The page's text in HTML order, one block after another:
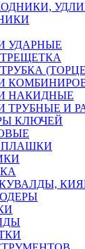
УДАРНЫЕ
НАКИДНЫЕ
ТРУБНЫЕ И
КЛЮЧЕЙ
ПЛАШКИ